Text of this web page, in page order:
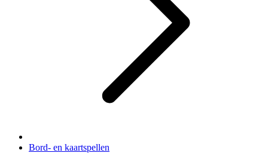
Bord- en kaartspellen